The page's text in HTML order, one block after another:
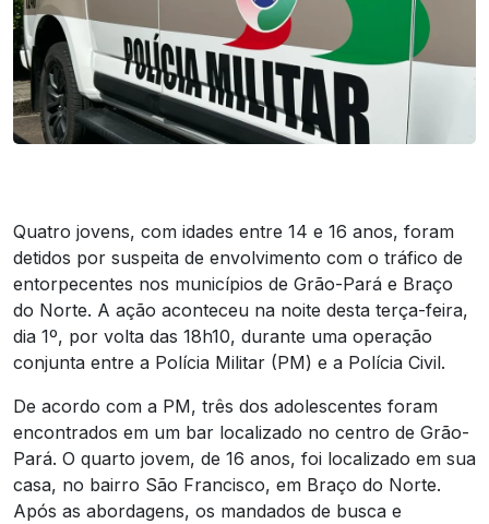
Quatro jovens, com idades entre 14 e 16 anos, foram
detidos por suspeita de envolvimento com o tráfico de
entorpecentes nos municípios de Grão-Pará e Braço
do Norte. A ação aconteceu na noite desta terça-feira,
dia 1º, por volta das 18h10, durante uma operação
conjunta entre a Polícia Militar (PM) e a Polícia Civil.
De acordo com a PM, três dos adolescentes foram
encontrados em um bar localizado no centro de Grão-
Pará. O quarto jovem, de 16 anos, foi localizado em sua
casa, no bairro São Francisco, em Braço do Norte.
Após as abordagens, os mandados de busca e